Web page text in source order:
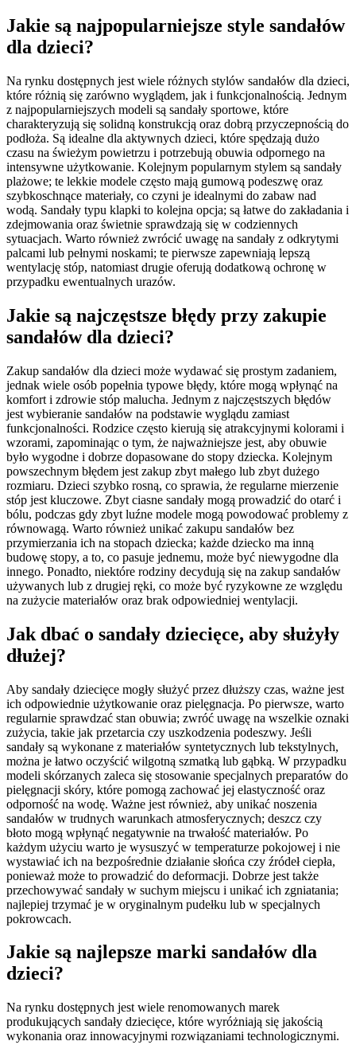
Jakie są najpopularniejsze style sandałów
dla dzieci?
Na rynku dostępnych jest wiele różnych stylów sandałów dla dzieci,
które różnią się zarówno wyglądem, jak i funkcjonalnością. Jednym
z najpopularniejszych modeli są sandały sportowe, które
charakteryzują się solidną konstrukcją oraz dobrą przyczepnością do
podłoża. Są idealne dla aktywnych dzieci, które spędzają dużo
czasu na świeżym powietrzu i potrzebują obuwia odpornego na
intensywne użytkowanie. Kolejnym popularnym stylem są sandały
plażowe; te lekkie modele często mają gumową podeszwę oraz
szybkoschnące materiały, co czyni je idealnymi do zabaw nad
wodą. Sandały typu klapki to kolejna opcja; są łatwe do zakładania i
zdejmowania oraz świetnie sprawdzają się w codziennych
sytuacjach. Warto również zwrócić uwagę na sandały z odkrytymi
palcami lub pełnymi noskami; te pierwsze zapewniają lepszą
wentylację stóp, natomiast drugie oferują dodatkową ochronę w
przypadku ewentualnych urazów.
Jakie są najczęstsze błędy przy zakupie
sandałów dla dzieci?
Zakup sandałów dla dzieci może wydawać się prostym zadaniem,
jednak wiele osób popełnia typowe błędy, które mogą wpłynąć na
komfort i zdrowie stóp malucha. Jednym z najczęstszych błędów
jest wybieranie sandałów na podstawie wyglądu zamiast
funkcjonalności. Rodzice często kierują się atrakcyjnymi kolorami i
wzorami, zapominając o tym, że najważniejsze jest, aby obuwie
było wygodne i dobrze dopasowane do stopy dziecka. Kolejnym
powszechnym błędem jest zakup zbyt małego lub zbyt dużego
rozmiaru. Dzieci szybko rosną, co sprawia, że regularne mierzenie
stóp jest kluczowe. Zbyt ciasne sandały mogą prowadzić do otarć i
bólu, podczas gdy zbyt luźne modele mogą powodować problemy z
równowagą. Warto również unikać zakupu sandałów bez
przymierzania ich na stopach dziecka; każde dziecko ma inną
budowę stopy, a to, co pasuje jednemu, może być niewygodne dla
innego. Ponadto, niektóre rodziny decydują się na zakup sandałów
używanych lub z drugiej ręki, co może być ryzykowne ze względu
na zużycie materiałów oraz brak odpowiedniej wentylacji.
Jak dbać o sandały dziecięce, aby służyły
dłużej?
Aby sandały dziecięce mogły służyć przez dłuższy czas, ważne jest
ich odpowiednie użytkowanie oraz pielęgnacja. Po pierwsze, warto
regularnie sprawdzać stan obuwia; zwróć uwagę na wszelkie oznaki
zużycia, takie jak przetarcia czy uszkodzenia podeszwy. Jeśli
sandały są wykonane z materiałów syntetycznych lub tekstylnych,
można je łatwo oczyścić wilgotną szmatką lub gąbką. W przypadku
modeli skórzanych zaleca się stosowanie specjalnych preparatów do
pielęgnacji skóry, które pomogą zachować jej elastyczność oraz
odporność na wodę. Ważne jest również, aby unikać noszenia
sandałów w trudnych warunkach atmosferycznych; deszcz czy
błoto mogą wpłynąć negatywnie na trwałość materiałów. Po
każdym użyciu warto je wysuszyć w temperaturze pokojowej i nie
wystawiać ich na bezpośrednie działanie słońca czy źródeł ciepła,
ponieważ może to prowadzić do deformacji. Dobrze jest także
przechowywać sandały w suchym miejscu i unikać ich zgniatania;
najlepiej trzymać je w oryginalnym pudełku lub w specjalnych
pokrowcach.
Jakie są najlepsze marki sandałów dla
dzieci?
Na rynku dostępnych jest wiele renomowanych marek
produkujących sandały dziecięce, które wyróżniają się jakością
wykonania oraz innowacyjnymi rozwiązaniami technologicznymi.